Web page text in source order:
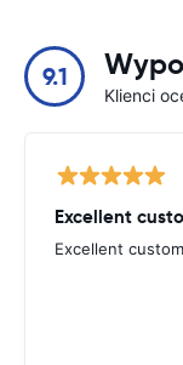
9.1
Klienci
Excellent
Excellent